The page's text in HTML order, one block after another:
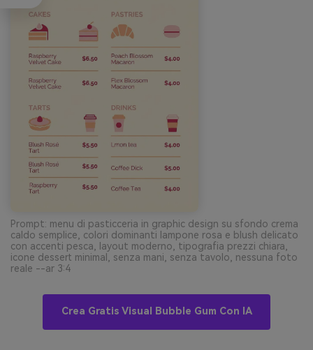
Prompt: menu di pasticceria in graphic design su sfondo crema
caldo semplice, colori dominanti lampone rosa e blush delicato
con accenti pesca, layout moderno, tipografia prezzi chiara,
icone dessert minimal, senza mani, senza tavolo, nessuna foto
reale --ar 3:4
Crea Gratis Visual Bubble Gum Con IA